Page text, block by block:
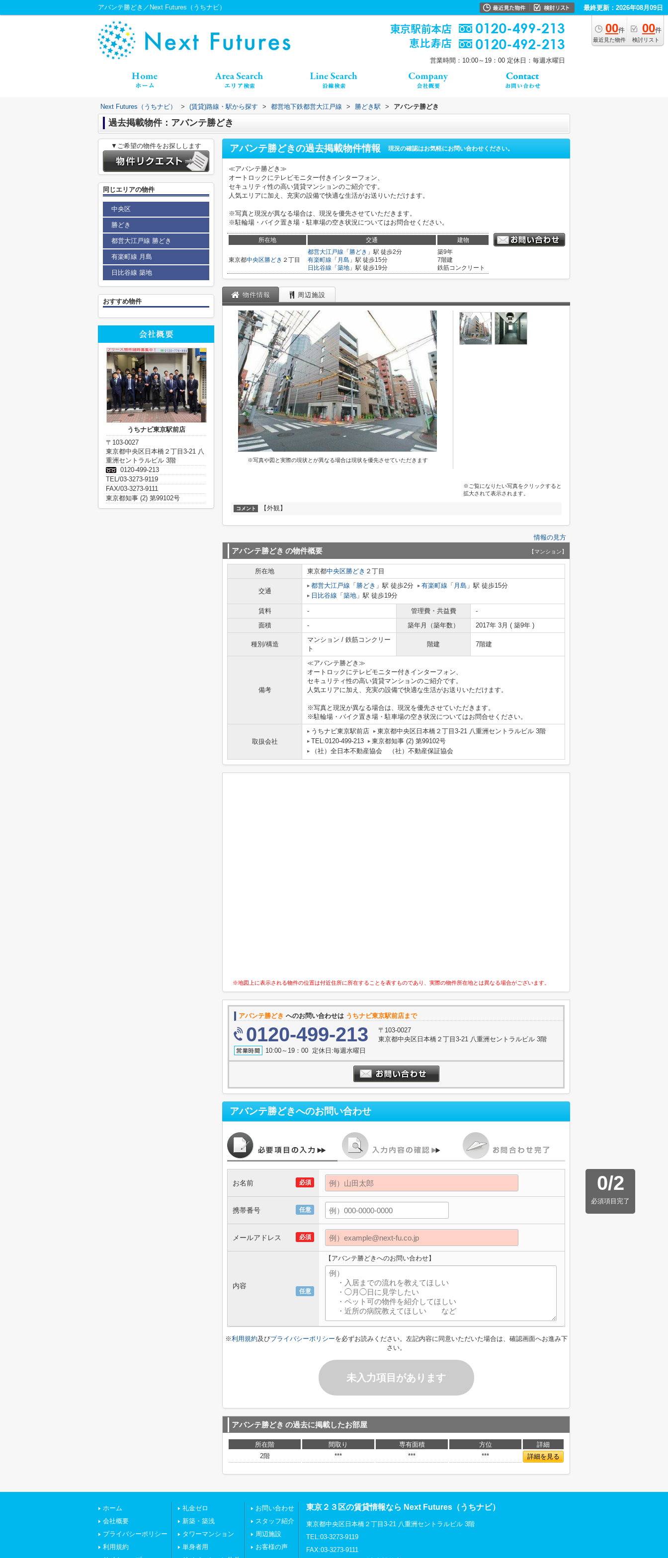
アバンテ勝どき／Next Futures（うちナビ） 最終更新：2026年08月09日
00件
最近見た物件
00件
検討リスト
営業時間：10:00～19：00 定休日：毎週水曜日
Next Futures（うちナビ） > (賃貸)路線・駅から探す > 都営地下鉄都営大江戸線 > 勝どき駅 > アバンテ勝どき
過去掲載物件：アバンテ勝どき
アバンテ勝どきの過去掲載物件情報 現況の確認はお気軽にお問い合わせください。
≪アバンテ勝どき≫
オートロックにテレビモニター付きインターフォン、
セキュリティ性の高い賃貸マンションのご紹介です。
人気エリアに加え、充実の設備で快適な生活がお送りいただけます。
※写真と現況が異なる場合は、現況を優先させていただきます。
※駐輪場・バイク置き場・駐車場の空き状況についてはお問合せください。
所在地 交通 建物
東京都中央区勝どき ２丁目
都営大江戸線 「 勝どき 」駅 徒歩2分
有楽町線 「 月島 」駅 徒歩15分
日比谷線 「 築地 」駅 徒歩19分
築9年
7階建
鉄筋コンクリート
物件情報 周辺施設
※写真や図と実際の現状とが異なる場合は現状を優先させていただきます
※ご覧になりたい写真をクリックすると
拡大されて表示されます。
コメント 【外観】
情報の見方
アバンテ勝どき の物件概要 【マンション】
所在地 東京都中央区勝どき ２丁目
交通
都営大江戸線 「 勝どき 」駅 徒歩2分 有楽町線 「 月島 」駅 徒歩15分
日比谷線 「 築地 」駅 徒歩19分
賃料 - 管理費・共益費
-
面積
- 築年月（築年数） 2017年 3月 ( 築9年 )
種別/構造
マンション / 鉄筋コンクリー
ト
階建 7階建
備考
≪アバンテ勝どき≫
オートロックにテレビモニター付きインターフォン、
セキュリティ性の高い賃貸マンションのご紹介です。
人気エリアに加え、充実の設備で快適な生活がお送りいただけます。
※写真と現況が異なる場合は、現況を優先させていただきます。
※駐輪場・バイク置き場・駐車場の空き状況についてはお問合せください。
取扱会社
うちナビ東京駅前店
東京都中央区日本橋２丁目3-21 八重洲セントラルビル 3階
TEL:0120-499-213
東京都知事 (2) 第99102号
（社）全日本不動産協会 （社）不動産保証協会
※地図上に表示される物件の位置は付近住所に所在することを表すものであり、実際の物件所在地とは異なる場合がございます。
アバンテ勝どき へのお問い合わせは うちナビ東京駅前店まで
0120-499-213
〒103-0027
東京都中央区日本橋２丁目3-21 八重洲セントラルビル 3階
10:00～19：00 定休日:毎週水曜日
アバンテ勝どきへのお問い合わせ
0/2
必須項目完了
必須
お名前
任意
携帯番号
必須
メールアドレス
任意
内容
【アバンテ勝どきへのお問い合わせ】
※利用規約及びプライバシーポリシーを必ずお読みください。左記内容に同意いただいた場合は、確認画面へお進み下
さい。
未入力項目があります
アバンテ勝どき の過去に掲載したお部屋
所在階 間取り 専有面積 方位
詳細
2階
*** *** *** 詳細を見る
▼ご希望の物件をお探しします
同じエリアの物件
中央区
勝どき
都営大江戸線 勝どき
有楽町線 月島
日比谷線 築地
おすすめ物件
うちナビ東京駅前店
〒103-0027
東京都中央区日本橋２丁目3-21 八
重洲セントラルビル 3階
0120-499-213
TEL/03-3273-9119
FAX/03-3273-9111
東京都知事 (2) 第99102号
ホーム
会社概要
プライバシーポリシー
利用規約
礼金ゼロ
新築・築浅
タワーマンション
単身者用
お問い合わせ
スタッフ紹介
周辺施設
お客様の声
東京２３区の賃貸情報なら Next Futures（うちナビ）
東京都中央区日本橋２丁目3-21 八重洲セントラルビル 3階
TEL:03-3273-9119
FAX:03-3273-9111